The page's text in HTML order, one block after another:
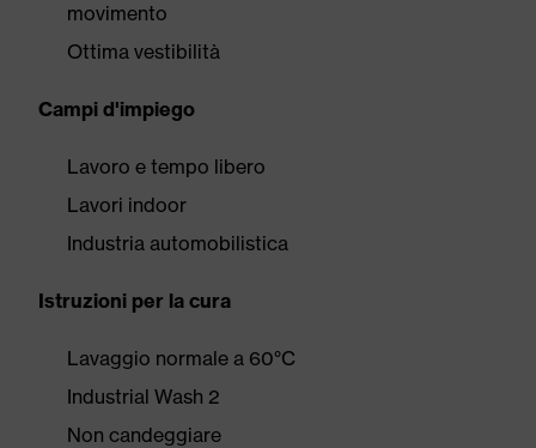
movimento
Ottima vestibilità
Campi d'impiego
Lavoro e tempo libero
Lavori indoor
Industria automobilistica
Istruzioni per la cura
Lavaggio normale a 60°C
Industrial Wash 2
Non candeggiare